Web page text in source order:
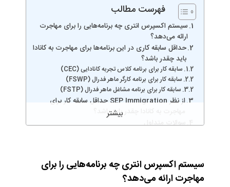
فهرست مطالب
سیستم اکسپرس انتری چه برنامه‌هایی را برای مهاجرت
ارائه می‌دهد؟
حداقل سابقه کاری در این برنامه‌ها برای مهاجرت به کانادا
باید چقدر باشد؟
سابقه کار برای برنامه کلاس تجربه کانادایی (CEC)
سابقه کار برای برنامه کارگر ماهر فدرال (FSWP)
سابقه کار برای برنامه مشاغل ماهر فدرال (FSTP)
از نظر SEP Immigration حداقل سابقه کار برای
مهاجرت به کانادا چقدر باید باشد؟
سوالات متداول
سیستم اکسپرس انتری چه برنامه‌هایی را برای
مهاجرت ارائه می‌دهد؟